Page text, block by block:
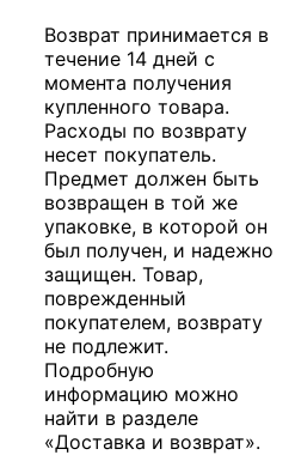
Возврат принимается в
течение 14 дней с
момента получения
купленного товара.
Расходы по возврату
несет покупатель.
Предмет должен быть
возвращен в той же
упаковке, в которой он
был получен, и надежно
защищен. Товар,
поврежденный
покупателем, возврату
не подлежит.
Подробную
информацию можно
найти в разделе
«Доставка и возврат».